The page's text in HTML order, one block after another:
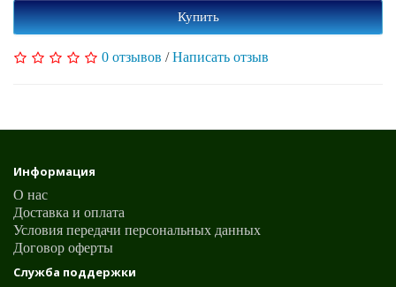
Купить
0 отзывов /Написать отзыв
Информация
О нас
Доставка и оплата
Условия передачи персональных данных
Договор оферты
Служба поддержки